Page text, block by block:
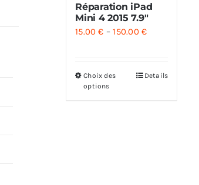
Réparation iPad
Mini 4 2015 7.9″
15.00€ –150.00 €
Choix des
options
Details